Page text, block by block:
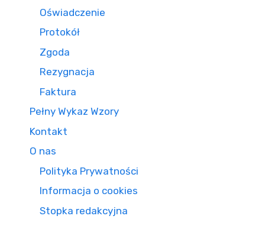
Oświadczenie
Protokół
Zgoda
Rezygnacja
Faktura
Pełny Wykaz Wzory
Kontakt
O nas
Polityka Prywatności
Informacja o cookies
Stopka redakcyjna